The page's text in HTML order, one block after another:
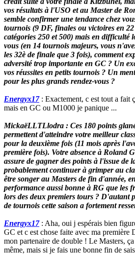
vos résultats à l'USO et au Master de
semble confirmer une tendance chez
tournois (9 DF, finales ou victoires en
catégories 250 et 500) mais en difficulté
vous (en 14 tournois majeurs, vous
les 32è de finale que 3 fois), comment
adversité trop importante en GC ? Un
vos réussites en petits tournois ? Un
pour les plus grands rendez-vous ?
Energyx17: Exactement, c est tout a fait
mais en GC ou M1000 je panique ...
MickaëLLTLlodra : Ces 180 points
permettent d'atteindre votre meilleur
pour la deuxième fois (11 mois après
première fois). Votre absence à Roland
assure de gagner des points à l'issue de
probablement continuer à grimper au
être songer au Masters de fin d'année,
performance aussi bonne à RG que les
lors des deux premiers tours ? D'autant
de tournois cette saison a fortement
Energyx17: Aha, oui j espérais bien
GC et c est chose faite avec ma première
mon partenaire de double ! Le Masters,
même, mais si je fais une bonne fin de